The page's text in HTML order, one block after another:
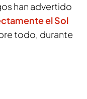
han advertido
el Sol
todo, durante